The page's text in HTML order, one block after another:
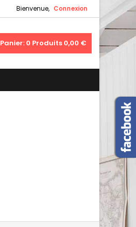
Bienvenue, Connexion
Panier: 0 Produits 0,00 €